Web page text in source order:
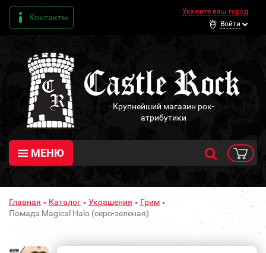
Контакты
Укажите ваш город
Войти
Крупнейший магазин рок-
атрибутики
МЕНЮ
Главная Каталог Украшения
Грим
Помада Magical Halo (серо-зеленая)